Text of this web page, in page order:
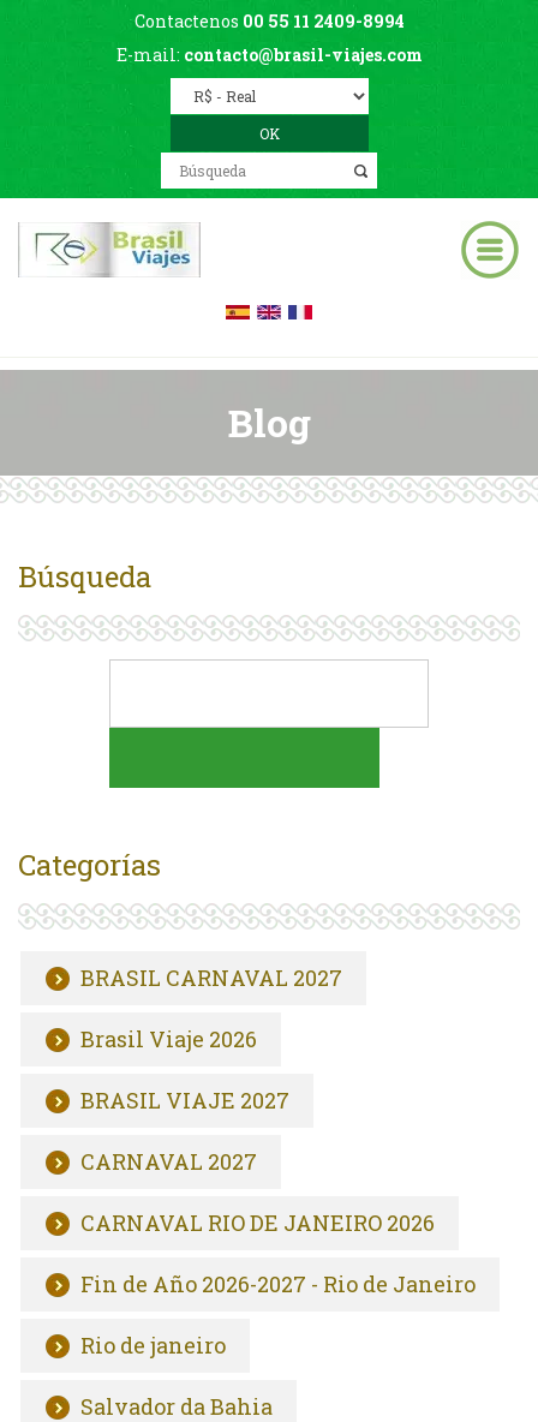
Contactenos 00 55 11 2409-8994
E-mail: contacto@brasil-viajes.com
Blog
Búsqueda
Categorías
BRASIL CARNAVAL 2027
Brasil Viaje 2026
BRASIL VIAJE 2027
CARNAVAL 2027
CARNAVAL RIO DE JANEIRO 2026
Fin de Año 2026-2027 - Rio de Janeiro
Rio de janeiro
Salvador da Bahia